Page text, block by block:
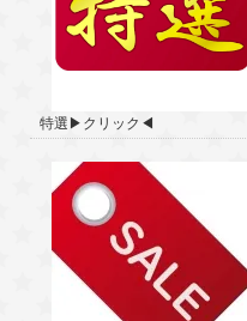
特選▶クリック◀